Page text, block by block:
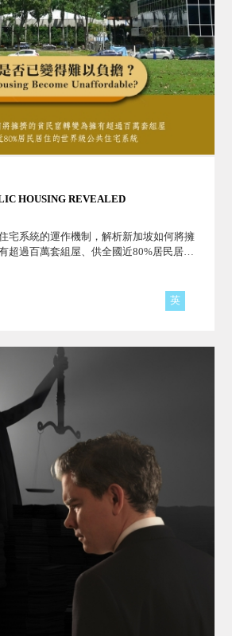
HOUSING REVEALED
宅系統的運作機制，解析新加坡如何將擁
超過百萬套組屋、供全國近80%居民居住
英